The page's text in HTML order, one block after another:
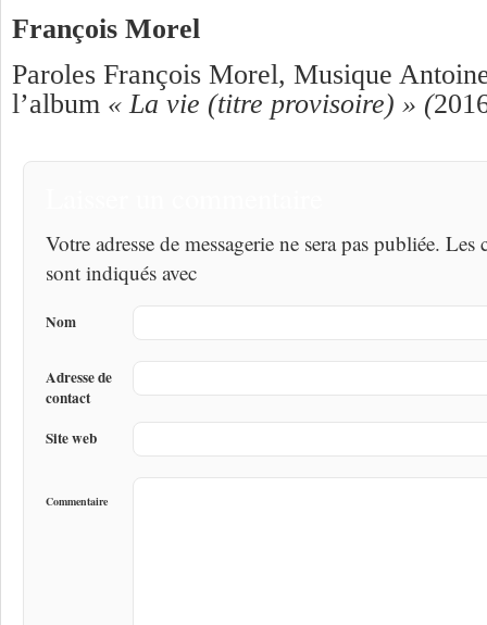
François Morel
Paroles François Morel, Musique
l’album « La vie (titre provisoire) » (
Votre adresse de messagerie ne sera pas publiée.
sont indiqués avec
Nom
Adresse de
contact
Site web
Commentaire